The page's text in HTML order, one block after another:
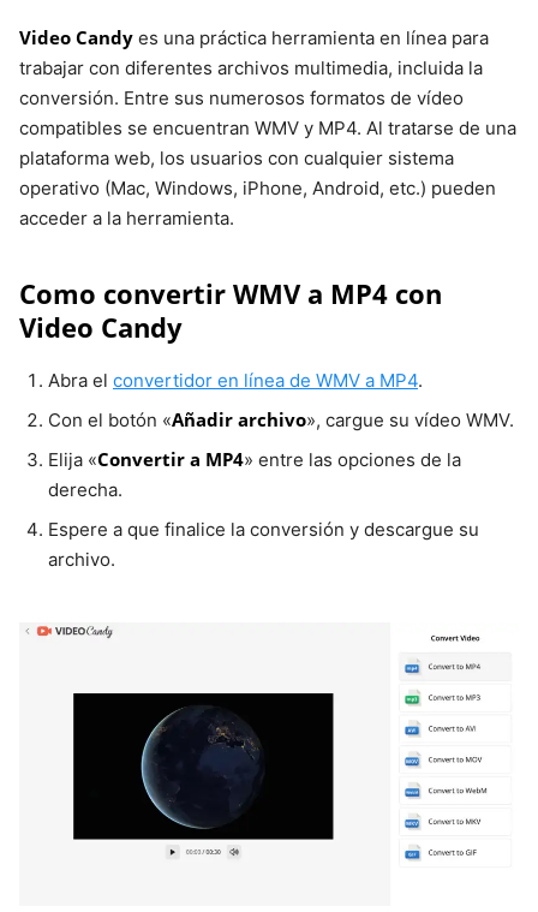
Video Candy es una práctica herramienta en línea para
trabajar con diferentes archivos multimedia, incluida la
conversión. Entre sus numerosos formatos de vídeo
compatibles se encuentran WMV y MP4. Al tratarse de una
plataforma web, los usuarios con cualquier sistema
operativo (Mac, Windows, iPhone, Android, etc.) pueden
acceder a la herramienta.
Como convertir WMV a MP4 con
Video Candy
Abra el convertidor en línea de WMV a MP4.
Con el botón «Añadir archivo», cargue su vídeo WMV.
Elija «Convertir a MP4» entre las opciones de la
derecha.
Espere a que finalice la conversión y descargue su
archivo.